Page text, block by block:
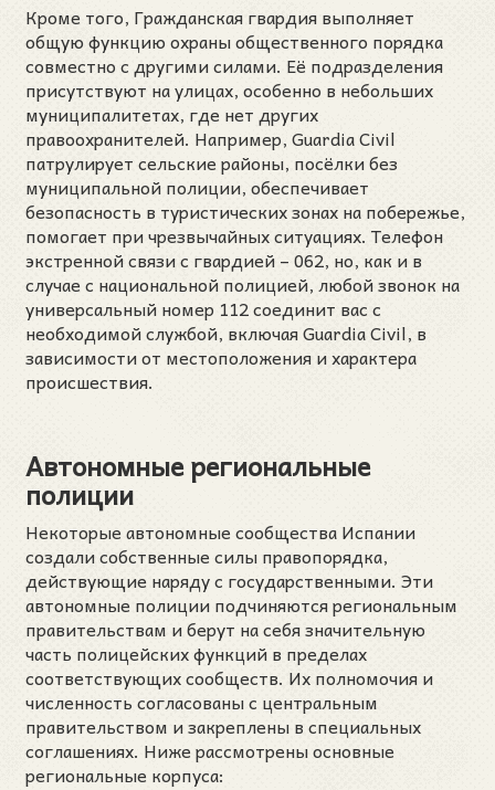
Кроме того, Гражданская гвардия выполняет
общую функцию охраны общественного порядка
совместно с другими силами. Её подразделения
присутствуют на улицах, особенно в небольших
муниципалитетах, где нет других
правоохранителей. Например, Guardia Civil
патрулирует сельские районы, посёлки без
муниципальной полиции, обеспечивает
безопасность в туристических зонах на побережье,
помогает при чрезвычайных ситуациях. Телефон
экстренной связи с гвардией – 062, но, как и в
случае с национальной полицией, любой звонок на
универсальный номер 112 соединит вас с
необходимой службой, включая Guardia Civil, в
зависимости от местоположения и характера
происшествия.
Автономные региональные
полиции
Некоторые автономные сообщества Испании
создали собственные силы правопорядка,
действующие наряду с государственными. Эти
автономные полиции подчиняются региональным
правительствам и берут на себя значительную
часть полицейских функций в пределах
соответствующих сообществ. Их полномочия и
численность согласованы с центральным
правительством и закреплены в специальных
соглашениях. Ниже рассмотрены основные
региональные корпуса: